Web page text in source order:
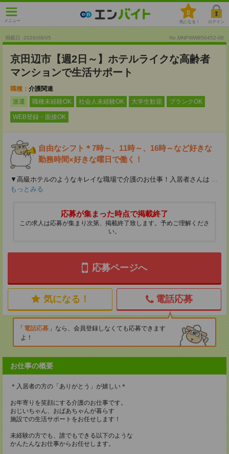
メニュー
0
気になる！ ログイン
掲載日 :2026/08/05 No.MNPWW856452-08
京田辺市【週2日～】ホテルライクな高齢者
マンションで生活サポート
職種： 介護関連
派遣
職種未経験OK 社会人未経験OK 大学生歓迎 ブランクOK
WEB登録・面接OK
自由なシフト＊7時～、11時～、16時～など好きな
勤務時間×好きな曜日で働く！
▼高級ホテルのようなキレイな職場で介護のお仕事！入居者さんは ...
もっとみる
応募が集まった時点で掲載終了
この求人は応募が集まり次第、掲載終了致します。予めご理解くださ
い。
応募ページへ
気になる！ 電話応募
電話応募
なら、会員登録しなくても応募できます
よ！
お仕事の概要
＊入居者の方の「ありがとう」が嬉しい＊
お年寄りを笑顔にする介護のお仕事です。
おじいちゃん、おばあちゃんが暮らす
施設での生活サポートをお任せします！
未経験の方でも、誰でもできる以下のような
かんたんなお仕事からお任せします。